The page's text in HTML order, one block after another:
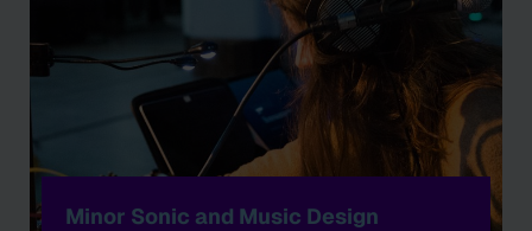
Minor Sonic and Music Design